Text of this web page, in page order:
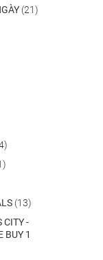
(21)
(13)
CITY -
BUY 1